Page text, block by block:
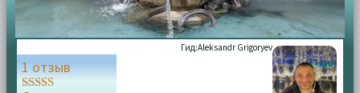
Гид:Aleksandr Grigoryev
1 отзыв